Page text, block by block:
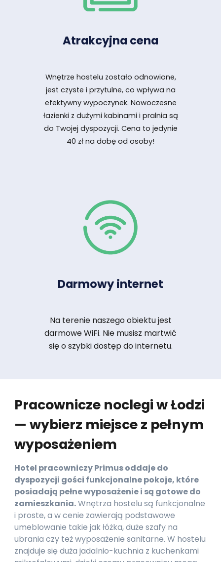
Atrakcyjna cena
Wnętrze hostelu zostało odnowione,
jest czyste i przytulne, co wpływa na
efektywny wypoczynek. Nowoczesne
łazienki z dużymi kabinami i pralnia są
do Twojej dyspozycji. Cena to jedynie
40 zł na dobę od osoby!
Darmowy internet
Na terenie naszego obiektu jest
darmowe WiFi. Nie musisz martwić
się o szybki dostęp do internetu.
Pracownicze noclegi w Łodzi
— wybierz miejsce z pełnym
wyposażeniem
Hotel pracowniczy Primus oddaje do
dyspozycji gości funkcjonalne pokoje, które
posiadają pełne wyposażenie i są gotowe do
zamieszkania.Wnętrza hostelu są funkcjonalne
i proste, a w cenie zawierają podstawowe
umeblowanie takie jak łóżka, duże szafy na
ubrania czy też wyposażenie sanitarne. W hostelu
znajduje się duża jadalnio-kuchnia z kuchenkami